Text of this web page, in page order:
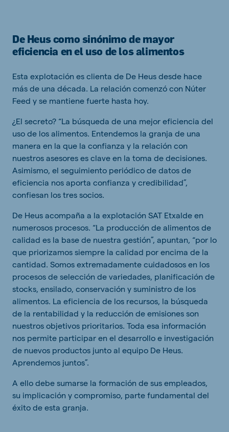
De Heus como sinónimo de mayor
eficiencia en el uso de los alimentos
Esta explotación es clienta de De Heus desde hace
más de una década. La relación comenzó con Núter
Feed y se mantiene fuerte hasta hoy.
¿El secreto? “La búsqueda de una mejor eficiencia del
uso de los alimentos. Entendemos la granja de una
manera en la que la confianza y la relación con
nuestros asesores es clave en la toma de decisiones.
Asimismo, el seguimiento periódico de datos de
eficiencia nos aporta confianza y credibilidad”,
confiesan los tres socios.
De Heus acompaña a la explotación SAT Etxalde en
numerosos procesos. “La producción de alimentos de
calidad es la base de nuestra gestión”, apuntan, “por lo
que priorizamos siempre la calidad por encima de la
cantidad. Somos extremadamente cuidadosos en los
procesos de selección de variedades, planificación de
stocks, ensilado, conservación y suministro de los
alimentos. La eficiencia de los recursos, la búsqueda
de la rentabilidad y la reducción de emisiones son
nuestros objetivos prioritarios. Toda esa información
nos permite participar en el desarrollo e investigación
de nuevos productos junto al equipo De Heus.
Aprendemos juntos”.
A ello debe sumarse la formación de sus empleados,
su implicación y compromiso, parte fundamental del
éxito de esta granja.